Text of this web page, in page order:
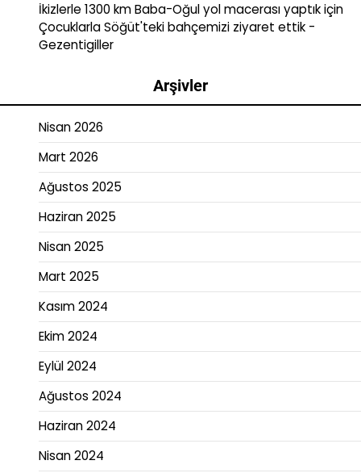
İkizlerle 1300 km Baba-Oğul yol macerası yaptıkiçin
Çocuklarla Söğüt'teki bahçemizi ziyaret ettik -
Gezentigiller
Arşivler
Nisan 2026
Mart 2026
Ağustos 2025
Haziran 2025
Nisan 2025
Mart 2025
Kasım 2024
Ekim 2024
Eylül 2024
Ağustos 2024
Haziran 2024
Nisan 2024